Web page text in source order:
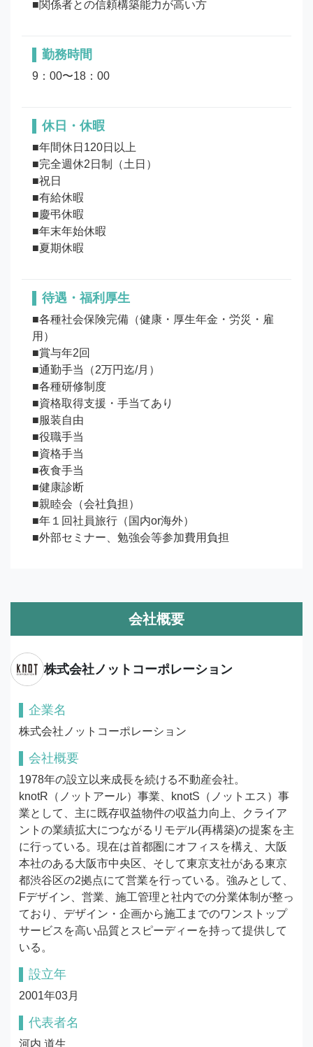
勤務時間
9：00〜18：00
休日・休暇
■年間休日120日以上
■完全週休2日制（土日）
■祝日
■有給休暇
■慶弔休暇
■年末年始休暇
待遇・福利厚生
■各種社会保険完備（健康・厚生年金・労災・雇
用）
■賞与年2回
■通勤手当（2万円迄/月）
■各種研修制度
■資格取得支援・手当てあり
■服装自由
■役職手当
■資格手当
■夜食手当
■健康診断
■親睦会（会社負担）
■年１回社員旅行（国内or海外）
■外部セミナー、勉強会等参加費用負担
会社概要
株式会社ノットコーポレーション
企業名
株式会社ノットコーポレーション
会社概要
1978年の設立以来成長を続ける不動産会社。
knotR（ノットアール）事業、knotS（ノットエス）事
業として、主に既存収益物件の収益力向上、クライア
ントの業績拡大につながるリモデル(再構築)の提案を主
に行っている。現在は首都圏にオフィスを構え、大阪
本社のある大阪市中央区、そして東京支社がある東京
都渋谷区の2拠点にて営業を行っている。強みとして、
Fデザイン、営業、施工管理と社内での分業体制が整っ
ており、デザイン・企画から施工までのワンストップ
サービスを高い品質とスピーディーを持って提供して
いる。
設立年
2001年03月
代表者名
河内 道生